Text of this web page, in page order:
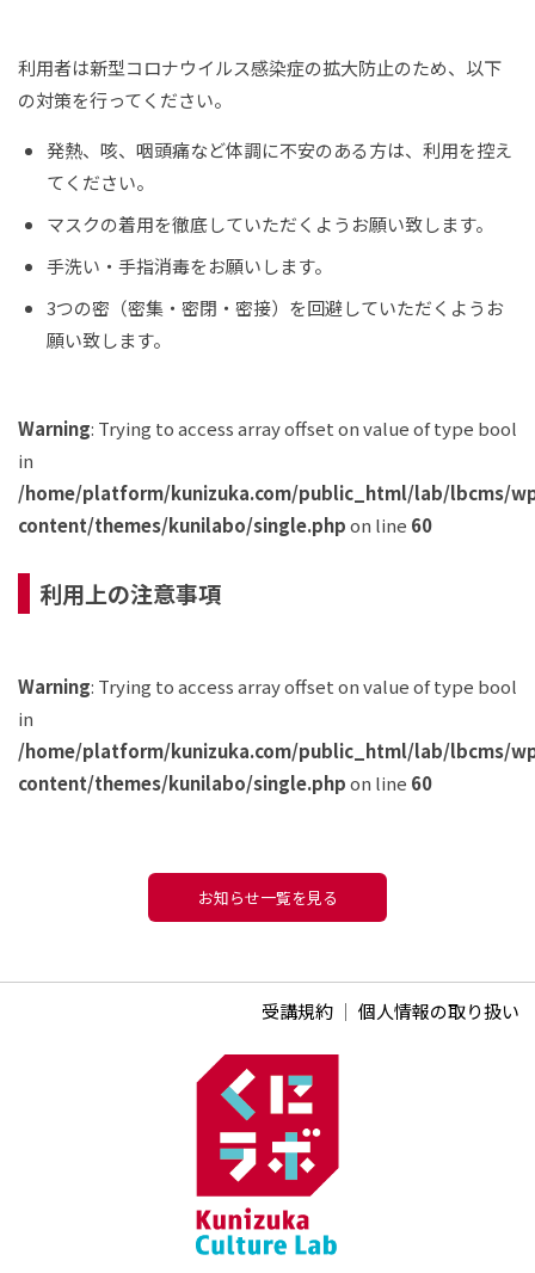
利用者は新型コロナウイルス感染症の拡大防止のため、以下
の対策を行ってください。
発熱、咳、咽頭痛など体調に不安のある方は、利用を控え
てください。
マスクの着用を徹底していただくようお願い致します。
手洗い・手指消毒をお願いします。
3つの密（密集・密閉・密接）を回避していただくようお
願い致します。
Warning: Trying to access array offset on value of type bool
in
/home/platform/kunizuka.com/public_html/lab/lbcms/
content/themes/kunilabo/single.phpon line 60
利用上の注意事項
Warning: Trying to access array offset on value of type bool
in
/home/platform/kunizuka.com/public_html/lab/lbcms/
content/themes/kunilabo/single.phpon line 60
お知らせ一覧を見る
受講規約｜ 個人情報の取り扱い